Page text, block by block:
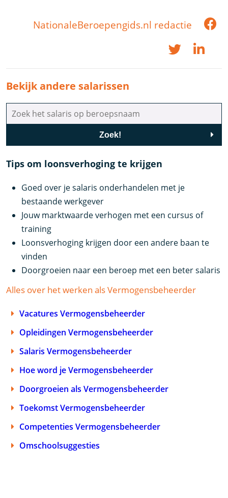
NationaleBeroepengids.nl redactie
Bekijk andere salarissen
Zoek!
Tips om loonsverhoging te krijgen
Goed over je salaris onderhandelen met je
bestaande werkgever
Jouw marktwaarde verhogen met een cursus of
training
Loonsverhoging krijgen door een andere baan te
vinden
Doorgroeien naar een beroep met een beter salaris
Alles over het werken als Vermogensbeheerder
Vacatures Vermogensbeheerder
Opleidingen Vermogensbeheerder
Salaris Vermogensbeheerder
Hoe word je Vermogensbeheerder
Doorgroeien als Vermogensbeheerder
Toekomst Vermogensbeheerder
Competenties Vermogensbeheerder
Omschoolsuggesties